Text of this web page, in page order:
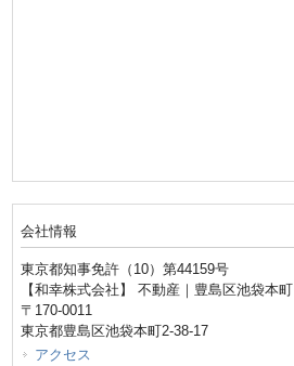
会社情報
東京都知事免許（10）第44159号
【和幸株式会社】 不動産｜豊島区池袋本町
〒170-0011
東京都豊島区池袋本町2-38-17
アクセス